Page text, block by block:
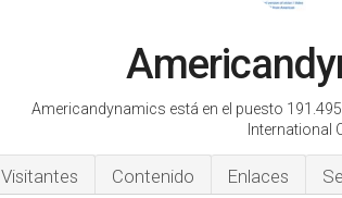
Americandynamics está en el puesto 191.495
International
Visitantes Contenido Enlaces